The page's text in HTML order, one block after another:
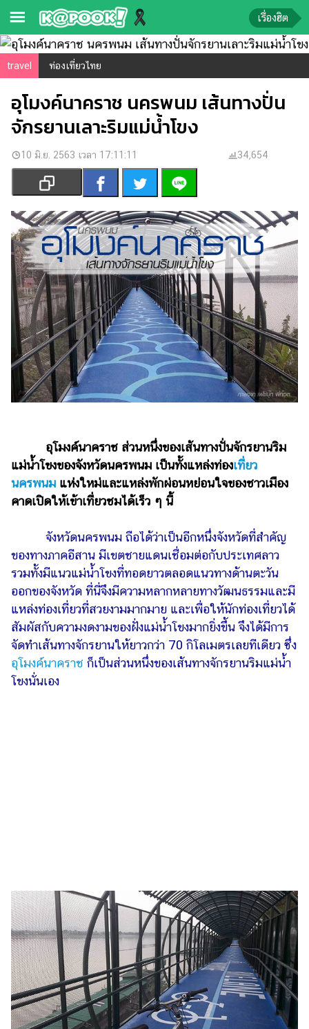
ข่าว-
ความ
รู้
ข่าว
ข่าว
บันเทิง
ตรวจ
หวย
ผล
บอล
สด
การ
เงิน
การ
ศึกษา
บันเทิง
หนัง
Music
Station
ละคร
บันเทิง
เกาหลี
ไลฟ์
ไตล์
ดูด
วง
ช้อป
ปิ้ง
รถยนต์
บ้าน
และ
การ
ตกแต่ง
เรื่องฮิต
travel ท่องเที่ยวไทย
อุโมงค์นาคราช นครพนม เส้นทางปั่น
จักรยานเลาะริมแม่น้ำโขง
10 มิ.ย. 2563 เวลา 17:11:11 34,654
อุโมงค์นาคราช ส่วนหนึ่งของเส้นทางปั่นจักรยานริม
แม่น้ำโขงของจังหวัดนครพนม เป็นทั้งแหล่งท่องเที่ยว
นครพนม แห่งใหม่และแหล่งพักผ่อนหย่อนใจของชาวเมือง
คาดเปิดให้เข้าเที่ยวชมได้เร็ว ๆ นี้
จังหวัดนครพนม ถือได้ว่าเป็นอีกหนึ่งจังหวัดที่สำคัญ
ของทางภาคอีสาน มีเขตชายแดนเชื่อมต่อกับประเทศลาว
รวมทั้งมีแนวแม่น้ำโขงที่ทอดยาวตลอดแนวทางด้านตะวัน
ออกของจังหวัด ที่นี่จึงมีความหลากหลายทางวัฒนธรรมและมี
แหล่งท่องเที่ยวที่สวยงามมากมาย และเพื่อให้นักท่องเที่ยวได้
สัมผัสกับความงดงามของฝั่งแม่น้ำโขงมากยิ่งขึ้น จึงได้มีการ
จัดทำเส้นทางจักรยานให้ยาวกว่า 70 กิโลเมตรเลยทีเดียว ซึ่ง
อุโมงค์นาคราช ก็เป็นส่วนหนึ่งของเส้นทางจักรยานริมแม่น้ำ
โขงนั่นเอง